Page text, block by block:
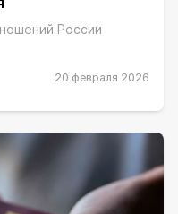
России
20 февраля 2026